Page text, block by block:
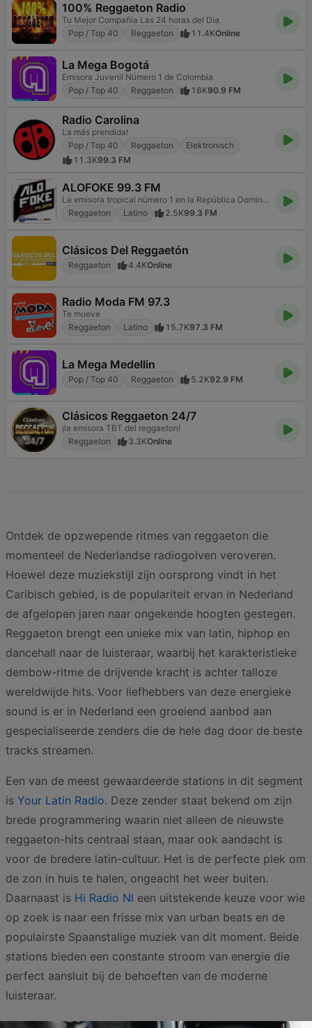
100% Reggaeton Radio
Tu Mejor Compañia Las 24 horas del Dia
Pop / Top 40
Reggaeton 11.4KOnline
La Mega Bogotá
Emisora Juvenil Número 1 de Colombia
Pop / Top 40
Reggaeton 16K90.9 FM
Radio Carolina
La más prendida!
Pop / Top 40
Reggaeton
Elektronisch
11.3K99.3 FM
ALOFOKE 99.3 FM
La emisora tropical número 1 en la República Dominicana
Reggaeton
Latino 2.5K99.3 FM
Clásicos Del Reggaetón
Reggaeton 4.4KOnline
Radio Moda FM 97.3
Te mueve
Reggaeton
Latino 15.7K97.3 FM
La Mega Medellin
Pop / Top 40 Reggaeton 5.2K92.9 FM
Clásicos Reggaeton 24/7
¡la emisora TBT del reggaeton!
Reggaeton
3.3KOnline
Ontdek de opzwepende ritmes van reggaeton die
momenteel de Nederlandse radiogolven veroveren.
Hoewel deze muziekstijl zijn oorsprong vindt in het
Caribisch gebied, is de populariteit ervan in Nederland
de afgelopen jaren naar ongekende hoogten gestegen.
Reggaeton brengt een unieke mix van latin, hiphop en
dancehall naar de luisteraar, waarbij het karakteristieke
dembow-ritme de drijvende kracht is achter talloze
wereldwijde hits. Voor liefhebbers van deze energieke
sound is er in Nederland een groeiend aanbod aan
gespecialiseerde zenders die de hele dag door de beste
tracks streamen.
Een van de meest gewaardeerde stations in dit segment
is Your Latin Radio. Deze zender staat bekend om zijn
brede programmering waarin niet alleen de nieuwste
reggaeton-hits centraal staan, maar ook aandacht is
voor de bredere latin-cultuur. Het is de perfecte plek om
de zon in huis te halen, ongeacht het weer buiten.
Daarnaast is Hi Radio Nl een uitstekende keuze voor wie
op zoek is naar een frisse mix van urban beats en de
populairste Spaanstalige muziek van dit moment. Beide
stations bieden een constante stroom van energie die
perfect aansluit bij de behoeften van de moderne
luisteraar.